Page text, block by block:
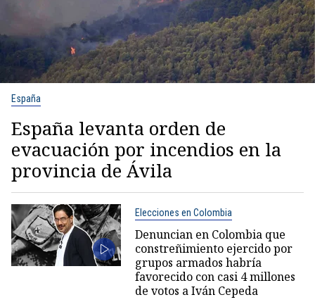
España
España levanta orden de
evacuación por incendios en la
provincia de Ávila
Elecciones en Colombia
Denuncian en Colombia que
constreñimiento ejercido por
grupos armados habría
favorecido con casi 4 millones
de votos a Iván Cepeda